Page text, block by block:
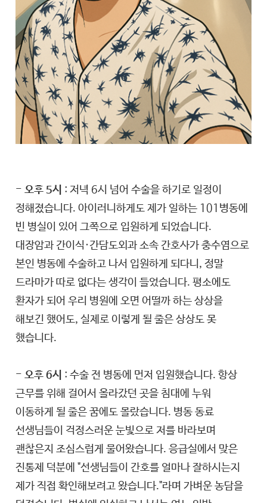
- 오후 5시 : 저녁 6시 넘어 수술을 하기로 일정이
정해졌습니다. 아이러니하게도 제가 일하는 101병동에
빈 병실이 있어 그쪽으로 입원하게 되었습니다.
대장암과 간이식·간담도외과 소속 간호사가 충수염으로
본인 병동에 수술하고 나서 입원하게 되다니, 정말
드라마가 따로 없다는 생각이 들었습니다. 평소에도
환자가 되어 우리 병원에 오면 어떨까 하는 상상을
해보긴 했어도, 실제로 이렇게 될 줄은 상상도 못
했습니다.
- 오후 6시 : 수술 전 병동에 먼저 입원했습니다. 항상
근무를 위해 걸어서 올라갔던 곳을 침대에 누워
이동하게 될 줄은 꿈에도 몰랐습니다. 병동 동료
선생님들이 걱정스러운 눈빛으로 저를 바라보며
괜찮은지 조심스럽게 물어왔습니다. 응급실에서 맞은
진통제 덕분에 "선생님들이 간호를 얼마나 잘하시는지
제가 직접 확인해보려고 왔습니다."라며 가벼운 농담을